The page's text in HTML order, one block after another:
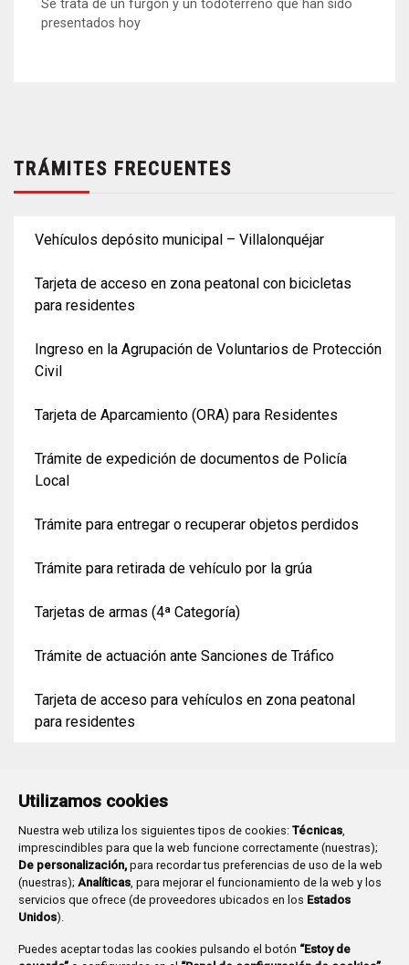
Utilizamos cookies
Nuestra web utiliza los siguientes tipos de cookies: Técnicas,
imprescindibles para que la web funcione correctamente (nuestras);
De personalización, para recordar tus preferencias de uso de la web
(nuestras); Analíticas, para mejorar el funcionamiento de la web y los
servicios que ofrece (de proveedores ubicados en los Estados
Unidos).
Puedes aceptar todas las cookies pulsando el botón “Estoy de
Se trata de un furgón y un todoterreno que han sido
presentados hoy
TRÁMITES FRECUENTES
Vehículos depósito municipal – Villalonquéjar
Tarjeta de acceso en zona peatonal con bicicletas
para residentes
Ingreso en la Agrupación de Voluntarios de Protección
Civil
Tarjeta de Aparcamiento (ORA) para Residentes
Trámite de expedición de documentos de Policía
Local
Trámite para entregar o recuperar objetos perdidos
Trámite para retirada de vehículo por la grúa
Tarjetas de armas (4ª Categoría)
Trámite de actuación ante Sanciones de Tráfico
Tarjeta de acceso para vehículos en zona peatonal
para residentes
Plaza Mayor 1- 09071BURGOS
947 288 800 CIF:P-0906100-C
CONTACTO | AVISOS, QUEJAS Y SUGERENCIAS
CANAL DE DENUNCIAS
MAPA WEB AVISO LEGAL